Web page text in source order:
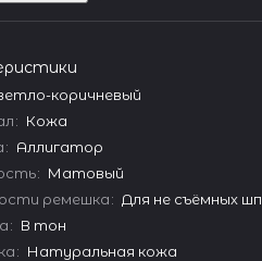
коричневый
: Кожа
: Аллигатор
: Матовый
ремешка: Для не съёмных
: В тон
: Натуральная кожа